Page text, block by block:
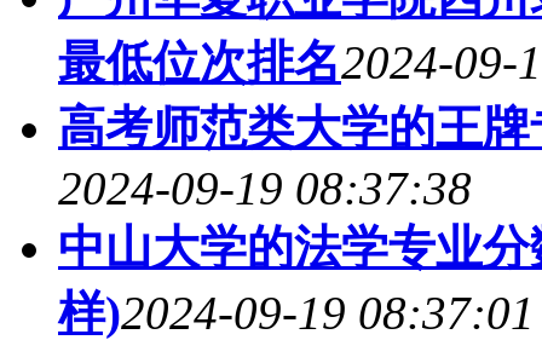
最低位次排名2024-09-
高考师范类大学的王
2024-09-19 08:37:38
中山大学的法学专业
样)2024-09-19 08:37:01